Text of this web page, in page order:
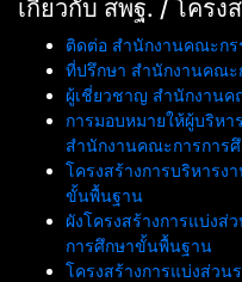
เกี่ยวกับ สพฐ. / โครง
ติดต่อ สำนักงานคณะก
ที่ปรึกษา สำนักงานคณ
ผู้เชี่ยวชาญ สำนักงาน
การมอบหมายให้ผู้บริห
สำนักงานคณะการการ
โครงสร้างการบริหารง
ขั้นพื้นฐาน
ผังโครงสร้างการแบ่ง
การศึกษาขั้นพื้นฐาน
โครงสร้างการแบ่งส่ว